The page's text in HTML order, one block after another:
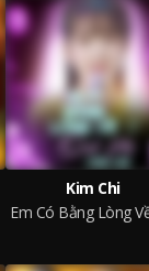
Kim Chi